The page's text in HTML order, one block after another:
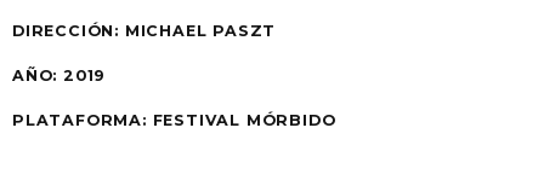
DIRECCIÓN: MICHAEL PASZT
AÑO: 2019
PLATAFORMA: FESTIVAL MÓRBIDO